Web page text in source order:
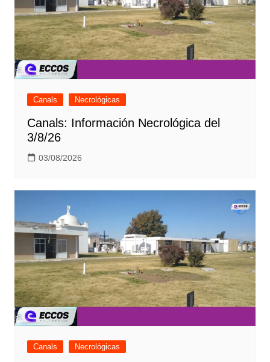
Canals Necrológicas
Canals: Información Necrológica del
3/8/26
03/08/2026
Canals Necrológicas